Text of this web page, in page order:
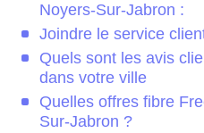
Noyers-Sur-Jabron :
Joindre le service
Quels sont les avis
dans votre ville
Quelles offres fibre
Sur-Jabron ?